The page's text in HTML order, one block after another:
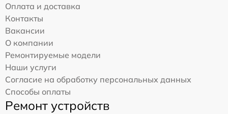
Оплата и доставка
Контакты
Вакансии
О компании
Ремонтируемые модели
Наши услуги
Согласие на обработку персональных данных
Способы оплаты
Ремонт устройств